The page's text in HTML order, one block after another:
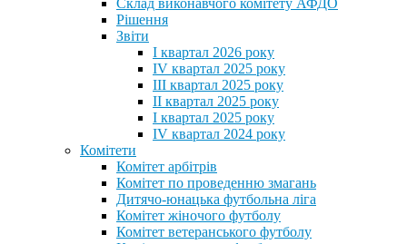
Склад виконавчого комітету АФДО
Рішення
Звіти
I квартал 2026 року
IV квартал 2025 року
III квартал 2025 року
II квартал 2025 року
I квартал 2025 року
IV квартал 2024 року
Комітети
Комітет арбітрів
Комітет по проведенню змагань
Дитячо-юнацька футбольна ліга
Комітет жіночого футболу
Комітет ветеранського футболу